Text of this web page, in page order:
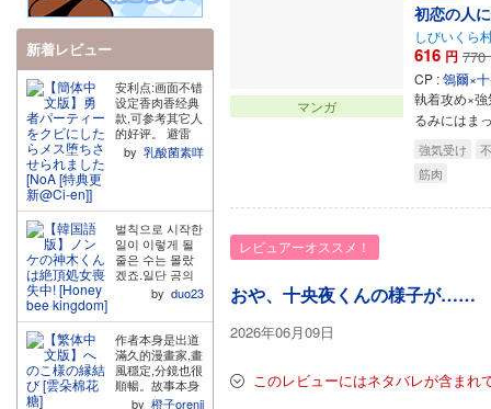
マンガ
初恋の人
しびいくら
616 円 770
CP :鴒爾×
執着攻め×
るみにはま
強気受け
筋肉
レビュアーオススメ！
おや、十央夜くんの様子が……
2026年06月09日
このレビューにはネタバレが含まれ
新着レビュー
安利点:画面不错
设定香肉香经典
款,可参考其它人
的好评。 避雷
点: 本来前面还
看得很开心,算是
(执着攻)的组合,
直到最后的四格
漫画,真是把我狠
狠创了。 我可以
接受双方都不是
处进行交往。攻
的第一次不是和
毕竟受的前面也
不是第一次,都是
烂黄瓜谁也别说
谁。可是,受的前
面确实不是第一
by 乳酸菌素咩
벌칙으로 시작한
일이 이렇게 될
줄은 수는 몰랐
겠죠.일단 공의
덩치가 크고 몸
이 좋아서 정말
좋습니다. 수와
공의 덩치차이가
아주 볼만합니
다. 그리고 공이
수를 사랑해서
질투하는 모습도
by duo23
作者本身是出道
滿久的漫畫家,畫
風穩定,分鏡也很
順暢。故事本身
設定腦洞很大,很
by 橙子orenji